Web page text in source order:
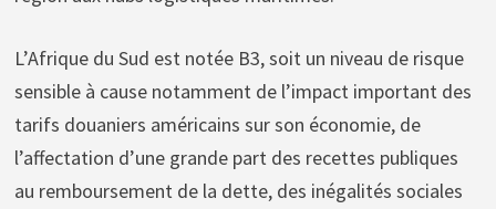
L’Afrique du Sud est notée B3, soit un niveau de risque
sensible à cause notamment de l’impact important des
tarifs douaniers américains sur son économie, de
l’affectation d’une grande part des recettes publiques
au remboursement de la dette, des inégalités sociales